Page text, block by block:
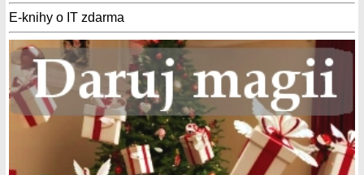
E-knihy o IT zdarma